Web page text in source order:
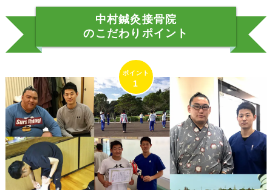
中村鍼灸接骨院
のこだわりポイント
1